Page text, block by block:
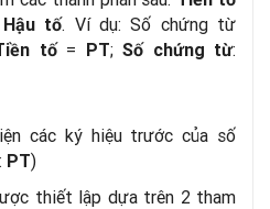
tố. Ví dụ: Số chứng từ
tố= PT; Số chứng từ:
các ký hiệu trước của số
PT)
thiết lập dựa trên 2 tham